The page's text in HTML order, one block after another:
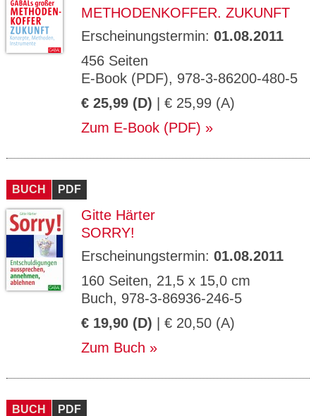
ETHODENKOFFER. ZUKUNFT
Erscheinungstermin: 01.08.2011
456 Seiten
E-Book (PDF), 978-3-86200-480-5
€ 25,99 (D) | € 25,99 (A)
Zum E-Book (PDF)
BUCH PDF
Gitte Härter
SORRY!
Erscheinungstermin: 01.08.2011
160 Seiten, 21,5 x 15,0 cm
Buch, 978-3-86936-246-5
€ 19,90 (D) | € 20,50 (A)
Zum Buch
BUCH PDF